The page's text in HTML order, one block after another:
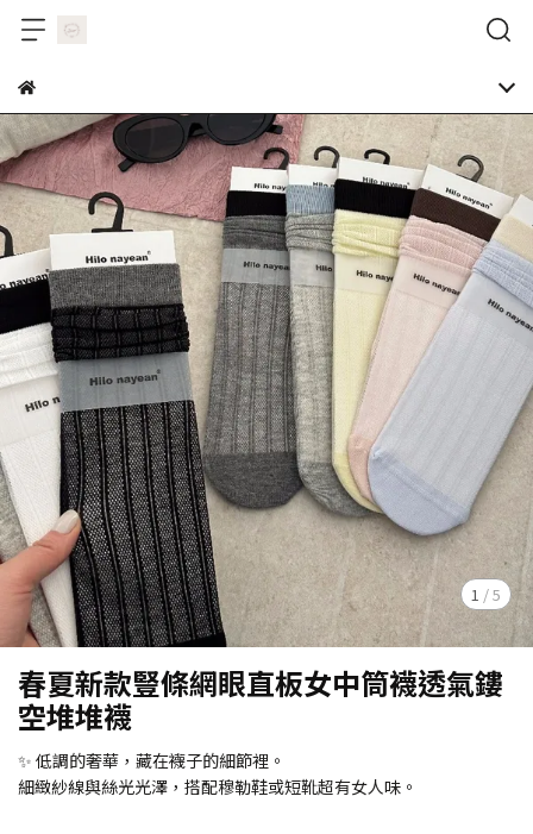
1 /5
春夏新款豎條網眼直板女中筒襪透氣鏤
空堆堆襪
✨ 低調的奢華，藏在襪子的細節裡。
細緻紗線與絲光光澤，搭配穆勒鞋或短靴超有女人味。